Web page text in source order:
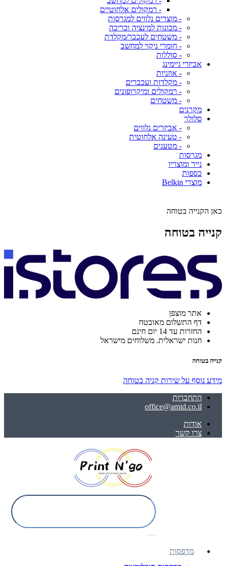
- רמקולים אלחוטיים
- מוצרים נלווים למגרסות
- מכונות למינציה וכריכה
- משטחים לעכבר/מקלדת
- חומרי ניקוי למחשב
- סוללות
אביזרי גיימינג
- אוזניות
- מקלדות ועכברים
- רמקולים ומיקרופונים
- משטחים
מקרנים
סלולר
- אביזרים נלווים
- טעינה אלחוטית
- מטענים
מגרסות
נייר ומוצריו
כספות
מוצרי Belkin
כאן הקנייה בטוחה
קנייה בטוחה
אתר מוצפן
דף התשלום מאובטח
החזרות עד 14 יום חינם
חנות ישראלית. משלוחים מישראל
קנייה בטוחה
מידע נוסף על שירות קניה בטוחה
התחברות
office@amid.co.il
אודות
צרו קשר
מדפסות